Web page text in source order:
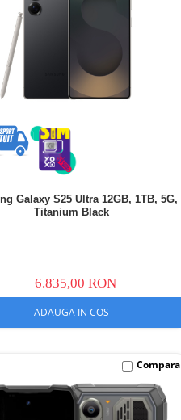
Galaxy S25 Ultra 12GB, 1TB, 5G,
Titanium Black
6.835,00 RON
ADAUGA IN COS
Compara